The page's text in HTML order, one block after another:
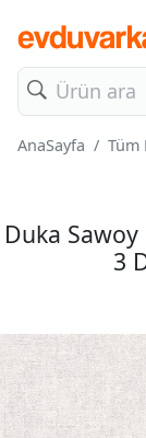
AnaSayfa Tüm
Duka
3